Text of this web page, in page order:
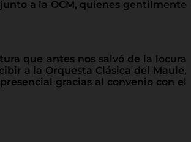
a la OCM, quienes gentilmente
que antes nos salvó de la locura
a la Orquesta Clásica del Maule,
gracias al convenio con el